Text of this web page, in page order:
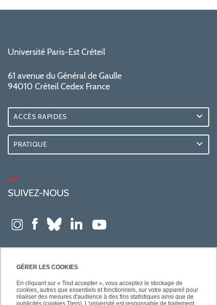
GÉRER LES COOKIES
En cliquant sur « Tout accepter », vous acceptez le stockage de
cookies, autres que essentiels et fonctionnels, sur votre appareil pour
réaliser des mesures d'audience à des fins statistiques ainsi que de
Université Paris-Est Créteil
61 avenue du Général de Gaulle
94010 Créteil Cedex France
ACCÈS RAPIDES
PRATIQUE
SUIVEZ-NOUS